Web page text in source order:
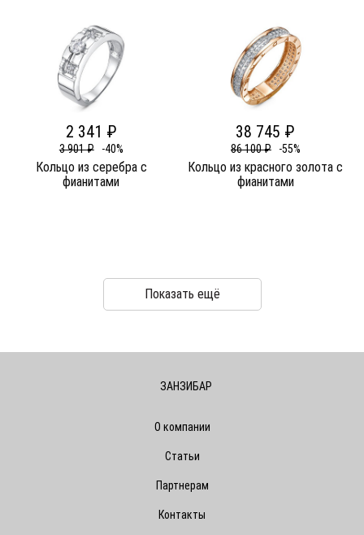
2 341 ₽
3 901 ₽ -40%
Кольцо из серебра c
фианитами
38 745 ₽
86 100 ₽ -55%
Кольцо из красного золота c
фианитами
Показать ещё
ЗАНЗИБАР
О компании
Статьи
Партнерам
Контакты